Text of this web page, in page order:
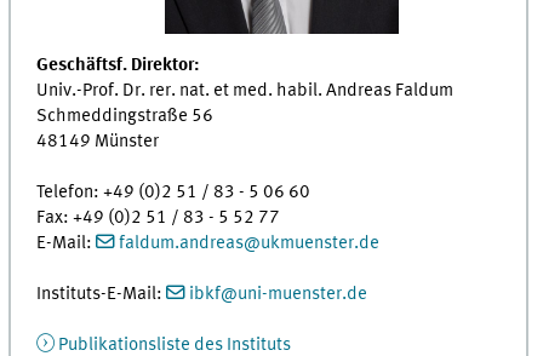
Geschäftsf. Direktor:
Univ.-Prof. Dr. rer. nat. et med. habil. Andreas Faldum
Schmeddingstraße 56
48149 Münster
Telefon: +49 (0)2 51 / 83 - 5 06 60
Fax: +49 (0)2 51 / 83 - 5 52 77
E-Mail:
faldum.andreas@ukmuenster.de
Instituts-E-Mail: ibkf@uni-muenster.de
Publikationsliste des Instituts